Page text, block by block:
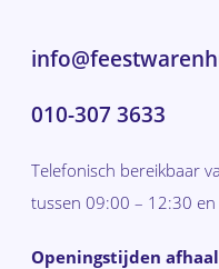
010-307 3633
Telefonisch bereikbaar
tussen 09:00 – 12:30
Openingstijden